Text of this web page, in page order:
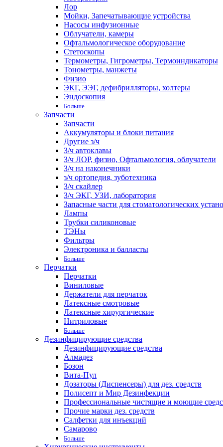
Лор
Мойки, Запечатывающие устройства
Насосы инфузионные
Облучатели, камеры
Офтальмологическое оборудование
Стетоскопы
Термометры, Гигрометры, Термоиндикаторы
Тонометры, манжеты
Физио
ЭКГ, ЭЭГ, дефибрилляторы, холтеры
Эндоскопия
Больше
Запчасти
Запчасти
Аккумуляторы и блоки питания
Другие з/ч
З/ч автоклавы
З/ч ЛОР, физио, Офтальмология, облучатели
З/ч на наконечники
з/ч ортопедия, зуботехника
З/ч скайлер
З/ч ЭКГ, УЗИ, лаборатория
Запасные части для стоматологических
Лампы
Трубки силиконовые
ТЭНы
Фильтры
Электроника и балласты
Больше
Перчатки
Перчатки
Виниловые
Держатели для перчаток
Латексные смотровые
Латексные хирургические
Нитриловые
Больше
Дезинфицирующие средства
Дезинфицирующие средства
Алмадез
Бозон
Вита-Пул
Дозаторы (Диспенсеры) для дез. средств
Полисепт и Мир Дезинфекции
Профессиональные чистящие и моющие
Прочие марки дез. средств
Салфетки для инъекций
Самарово
Больше